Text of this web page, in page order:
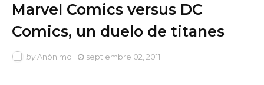
Marvel Comics versus DC
Comics, un duelo de titanes
byAnónimo septiembre 02, 2011